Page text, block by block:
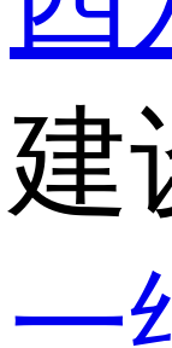
建